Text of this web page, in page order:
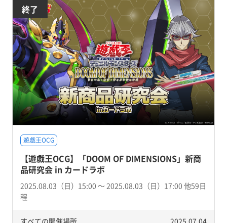
終了
遊戯王OCG
【遊戯王OCG】「DOOM OF DIMENSIONS」新商
品研究会 in カードラボ
2025.08.03（日）15:00 〜 2025.08.03（日）17:00 他59日
程
すべての開催場所 2025.07.04